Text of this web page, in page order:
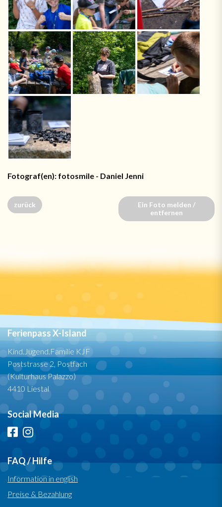
Fotograf(en): fotosmile - Daniel Jenni
zurück
Ein Foto melden /
entfernen
Ferienpass X-Island
Kind.Jugend.Familie KJF
Poststrasse 2, Postfach
(Kulturhaus Palazzo)
4410 Liestal
Social Media
FAQ / Hilfe
Information in english
Preise & Bezahlung